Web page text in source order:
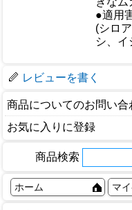
●適用
(シロ
シ、イ
レビューを書く
商品についてのお問い合
お気に入りに登録
商品検索
ホーム マ